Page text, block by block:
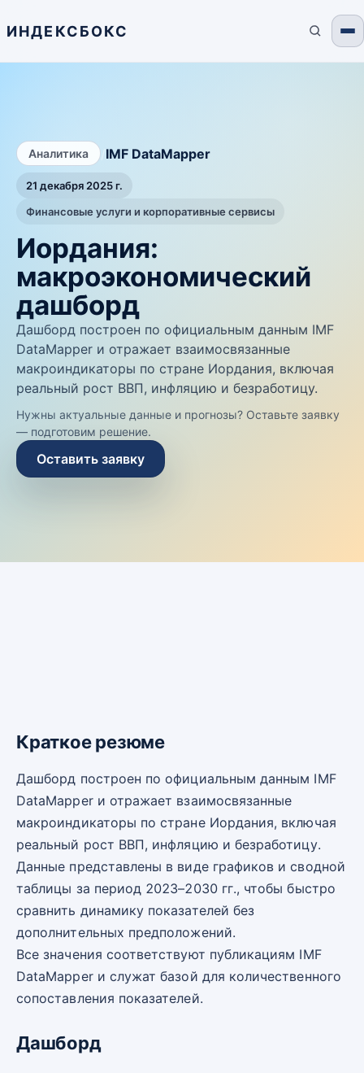
ИНДЕКСБОКС
Аналитика IMF DataMapper
21 декабря 2025 г.
Финансовые услуги и корпоративные сервисы
Иордания:
макроэкономический
дашборд
Дашборд построен по официальным данным IMF
DataMapper и отражает взаимосвязанные
макроиндикаторы по стране Иордания, включая
реальный рост ВВП, инфляцию и безработицу.
Нужны актуальные данные и прогнозы? Оставьте заявку
— подготовим решение.
Оставить заявку
Краткое резюме
Дашборд построен по официальным данным IMF
DataMapper и отражает взаимосвязанные
макроиндикаторы по стране Иордания, включая
реальный рост ВВП, инфляцию и безработицу.
Данные представлены в виде графиков и сводной
таблицы за период 2023–2030 гг., чтобы быстро
сравнить динамику показателей без
дополнительных предположений.
Все значения соответствуют публикациям IMF
DataMapper и служат базой для количественного
сопоставления показателей.
Дашборд